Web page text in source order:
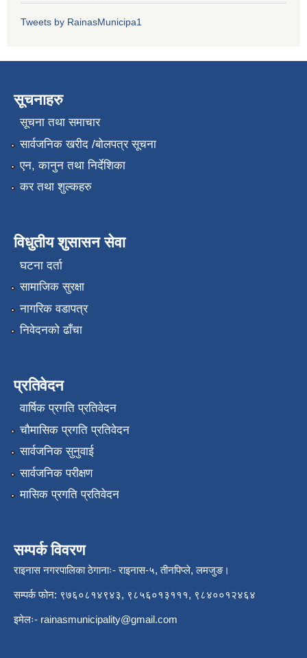
Tweets by RainasMunicipa1
सूचनाहरु
सूचना तथा समाचार
सार्वजनिक खरीद /बोलपत्र सूचना
एन, कानुन तथा निर्देशिका
कर तथा शुल्कहरु
विधुतीय शुसासन सेवा
घटना दर्ता
सामाजिक सुरक्षा
नागरिक वडापत्र
निवेदनको ढाँचा
प्रतिवेदन
वार्षिक प्रगति प्रतिवेदन
चौमासिक प्रगति प्रतिवेदन
सार्वजनिक सुनुवाई
सार्वजनिक परीक्षण
मासिक प्रगति प्रतिवेदन
सम्पर्क विवरण
राइनास नगरपालिका ठेगानाः- राइनास-५, तीनपिप्ले, लमजुङ।
सम्पर्क फोन: ९७६०८१४९४३, ९८५६०१३१११, ९८४००१२४६४
इमेलः- rainasmunicipality@gmail.com